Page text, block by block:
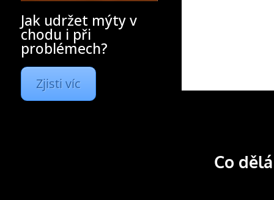
Jak udržet mýty v
chodu i při
problémech?
Zjisti víc
Co